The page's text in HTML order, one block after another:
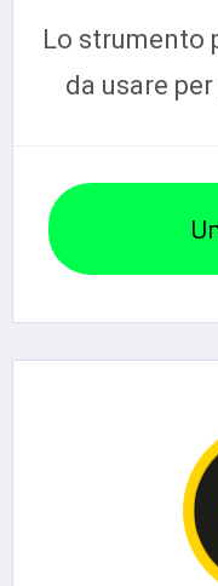
Lo strumento
da usare